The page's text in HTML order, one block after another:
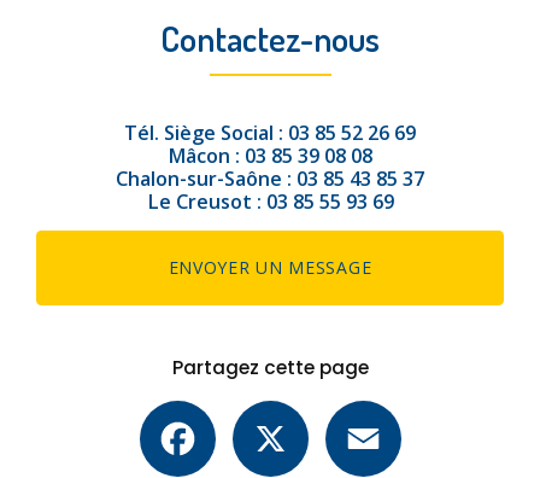
Contactez-nous
Tél. Siège Social : 03 85 52 26 69
Mâcon : 03 85 39 08 08
Chalon-sur-Saône : 03 85 43 85 37
Le Creusot : 03 85 55 93 69
ENVOYER UN MESSAGE
Partagez cette page
Facebook